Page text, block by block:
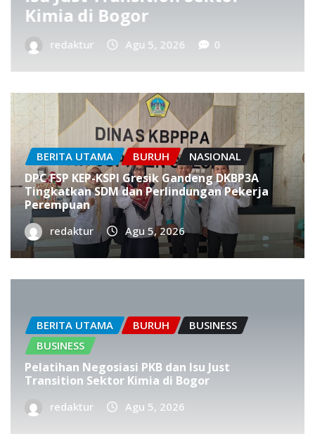
2026–2031
redaktur Agu 5, 2026 0
BERITA UTAMA BURUH NASIONAL
DPC FSP KEP-KSPI Gresik Gandeng DKBP3A
Tingkatkan SDM dan Perlindungan Pekerja
Perempuan
redaktur Agu 5, 2026
BERITA UTAMA BURUH
BUSINESS
BUSINESS
Pelatihan Negosiasi PKB dan Isu Just
Transition Sektor Kimia di Bogor
redaktur Agu 5, 2026